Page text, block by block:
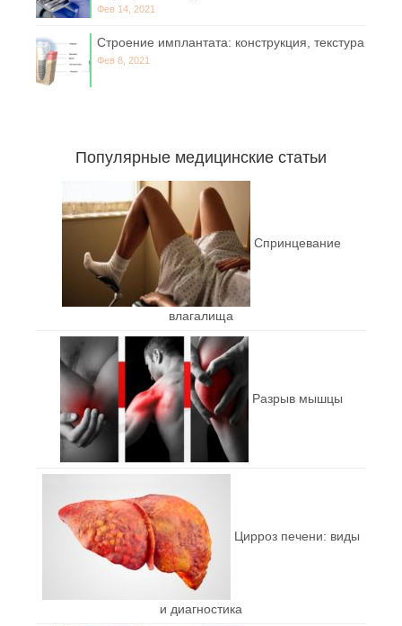
Фев 14, 2021
Строение имплантата: конструкция, текстура
Фев 8, 2021
Популярные медицинские статьи
Спринцевание
влагалища
Разрыв мышцы
Цирроз печени: виды
и диагностика